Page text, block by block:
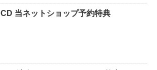
CD 当ネットショップ予約特典